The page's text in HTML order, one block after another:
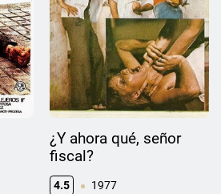
¿Y ahora qué, señor
fiscal?
4.5 1977